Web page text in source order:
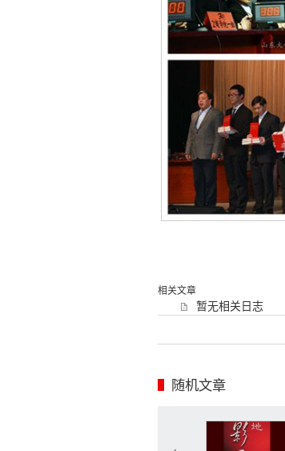
相关文章
暂无相关日志
随机文章